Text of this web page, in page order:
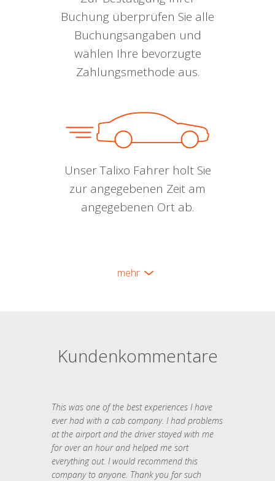
Buchung überprüfen Sie alle
Buchungsangaben und
wählen Ihre bevorzugte
Zahlungsmethode aus.
Unser Talixo Fahrer holt Sie
zur angegebenen Zeit am
angegebenen Ort ab.
mehr
Kundenkommentare
This was one of the best experiences I have
ever had with a cab company. I had problems
at the airport and the driver stayed with me
for over an hour and helped me sort
everything out. I would recommend this
company to anyone. Thank you for such